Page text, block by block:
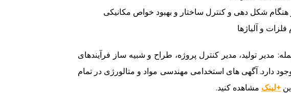
شکل دهی و کنترل ساختار و بهبود خواص مکانیکی
و آلیاژها
مدیر تولید، مدیر کنترل پروژه، طراح و شبیه ساز فرآیندهای
دارد. آگهی های استخدامی مهندسی مواد و متالورژی در تمام
+لینک مشاهده کنید.